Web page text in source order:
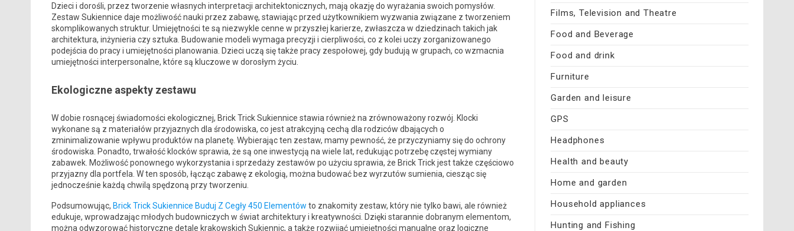
Dzieci i dorośli, przez tworzenie własnych interpretacji architektonicznych, mają okazję do wyrażania swoich pomysłów.
Zestaw Sukiennice daje możliwość nauki przez zabawę, stawiając przed użytkownikiem wyzwania związane z tworzeniem
skomplikowanych struktur. Umiejętności te są niezwykle cenne w przyszłej karierze, zwłaszcza w dziedzinach takich jak
architektura, inżynieria czy sztuka. Budowanie modeli wymaga precyzji i cierpliwości, co z kolei uczy zorganizowanego
podejścia do pracy i umiejętności planowania. Dzieci uczą się także pracy zespołowej, gdy budują w grupach, co wzmacnia
umiejętności interpersonalne, które są kluczowe w dorosłym życiu.
Ekologiczne aspekty zestawu
W dobie rosnącej świadomości ekologicznej, Brick Trick Sukiennice stawia również na zrównoważony rozwój. Klocki
wykonane są z materiałów przyjaznych dla środowiska, co jest atrakcyjną cechą dla rodziców dbających o
zminimalizowanie wpływu produktów na planetę. Wybierając ten zestaw, mamy pewność, że przyczyniamy się do ochrony
środowiska. Ponadto, trwałość klocków sprawia, że są one inwestycją na wiele lat, redukując potrzebę częstej wymiany
zabawek. Możliwość ponownego wykorzystania i sprzedaży zestawów po użyciu sprawia, że Brick Trick jest także częściowo
przyjazny dla portfela. W ten sposób, łącząc zabawę z ekologią, można budować bez wyrzutów sumienia, ciesząc się
jednocześnie każdą chwilą spędzoną przy tworzeniu.
Podsumowując, Brick Trick Sukiennice Buduj Z Cegły 450 Elementów to znakomity zestaw, który nie tylko bawi, ale również
edukuje, wprowadzając młodych budowniczych w świat architektury i kreatywności. Dzięki starannie dobranym elementom,
można odwzorować historyczne detale krakowskich Sukiennic, a także rozwijać umiejętności manualne oraz logiczne
Films, Television and Theatre
Food and Beverage
Food and drink
Furniture
Garden and leisure
GPS
Headphones
Health and beauty
Home and garden
Household appliances
Hunting and Fishing